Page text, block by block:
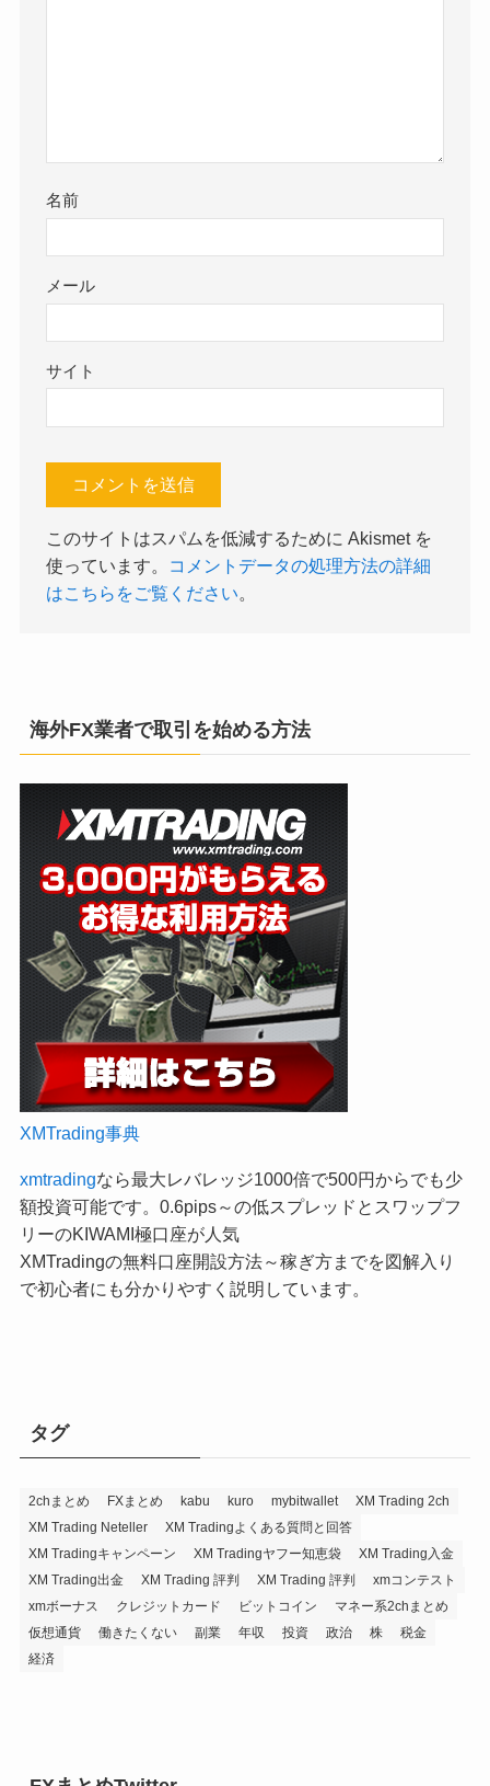
名前
メール
サイト
このサイトはスパムを低減するために Akismet を
使っています。
コメントデータの処理方法の詳細
はこちらをご覧ください。
海外FX業者で取引を始める方法
XMTrading事典
xmtradingなら最大レバレッジ1000倍で500円からでも少
額投資可能です。0.6pips～の低スプレッドとスワップフ
リーのKIWAMI極口座が人気
XMTradingの無料口座開設方法～稼ぎ方までを図解入り
で初心者にも分かりやすく説明しています。
タグ
2chまとめ FXまとめ kabu kuro mybitwallet
XM Trading 2ch
XM Trading Neteller
XM Tradingよくある質問と回答
XM Tradingキャンペーン
XM Tradingヤフー知恵袋
XM Trading入金
XM Trading出金
XM Trading 評判 XM Trading 評判
xmコンテスト
xmボーナス
クレジットカード ビットコイン
マネー系2chまとめ
仮想通貨
働きたくない 副業 年収 投資 政治 株
税金
経済